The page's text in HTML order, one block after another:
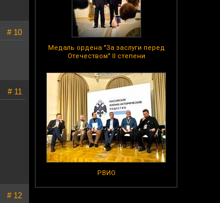
Медаль ордена "За заслуги перед
Отечеством" II степени
РВИО
# 10
# 11
# 12